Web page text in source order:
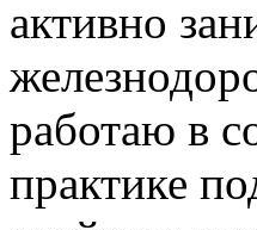
активно
работаю в
практике